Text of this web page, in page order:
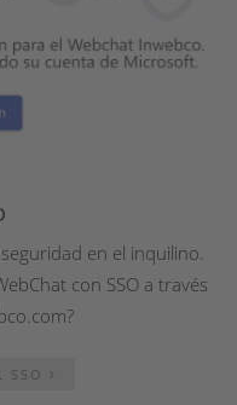
en el inquilino.
con SSO a través
SSO